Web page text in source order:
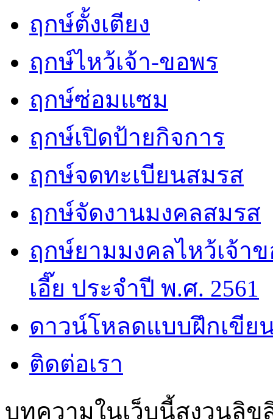
ฤกษ์ตั้งเตียง
ฤกษ์ไหว้เจ้า-ขอพร
ฤกษ์ซ่อมแซม
ฤกษ์เปิดป้ายกิจการ
ฤกษ์จดทะเบียนสมรส
ฤกษ์จัดงานมงคลสมรส
ฤกษ์ยามมงคลไหว้เจ้า
เอี๊ย ประจำปี พ.ศ. 2561
ดาวน์โหลดแบบฝึกเขีย
ติดต่อเรา
บทความในเว็บนี้สงวนลิ